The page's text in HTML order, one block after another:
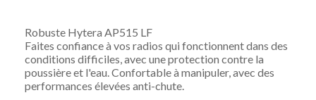
Robuste Hytera AP515 LF
Faites confiance à vos radios qui fonctionnent dans des
conditions difficiles, avec une protection contre la
poussière et l'eau.Confortable à manipuler, avec des
performances élevées anti-chute.